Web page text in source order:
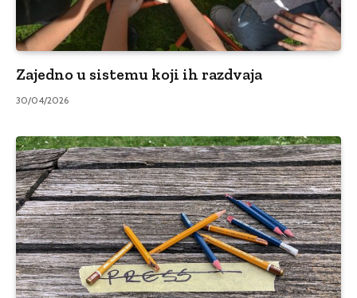
Zajedno u sistemu koji ih razdvaja
30/04/2026